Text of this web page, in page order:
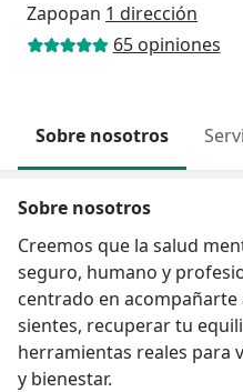
Zapopan 1 dirección
65 opiniones
Sobre nosotros
Sobre nosotros
Creemos que la salud
seguro, humano y
centrado en
sientes, recuperar tu
herramientas reales para
y bienestar.